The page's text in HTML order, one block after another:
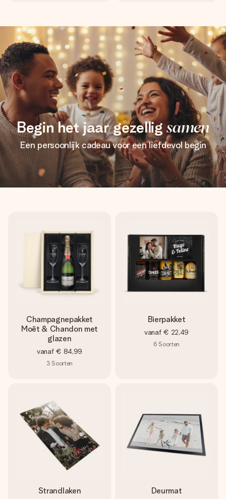
Begin het jaar gezelligsamen
Een persoonlijk cadeau voor een liefdevol begin
Champagnepakket
Moët & Chandon met
glazen
vanaf € 84,99
3 Soorten
Bierpakket
vanaf € 22,49
6 Soorten
Strandlaken Deurmat